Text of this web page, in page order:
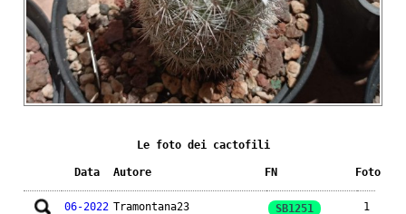
Le foto dei cactofili
Data Autore FN Foto
06-2022 Tramontana23 SB1251 1